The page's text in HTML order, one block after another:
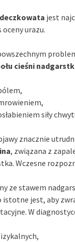
jest
oceny urazu.
cieśni
siły
znacznie
, związana z
Wczesne
ze stawem
jest, aby
W